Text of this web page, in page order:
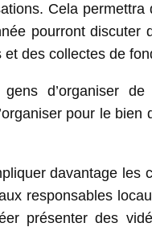
Cela permettra
pourront discuter
des collectes de
d’organiser de
pour le bien
davantage les
responsables
présenter des